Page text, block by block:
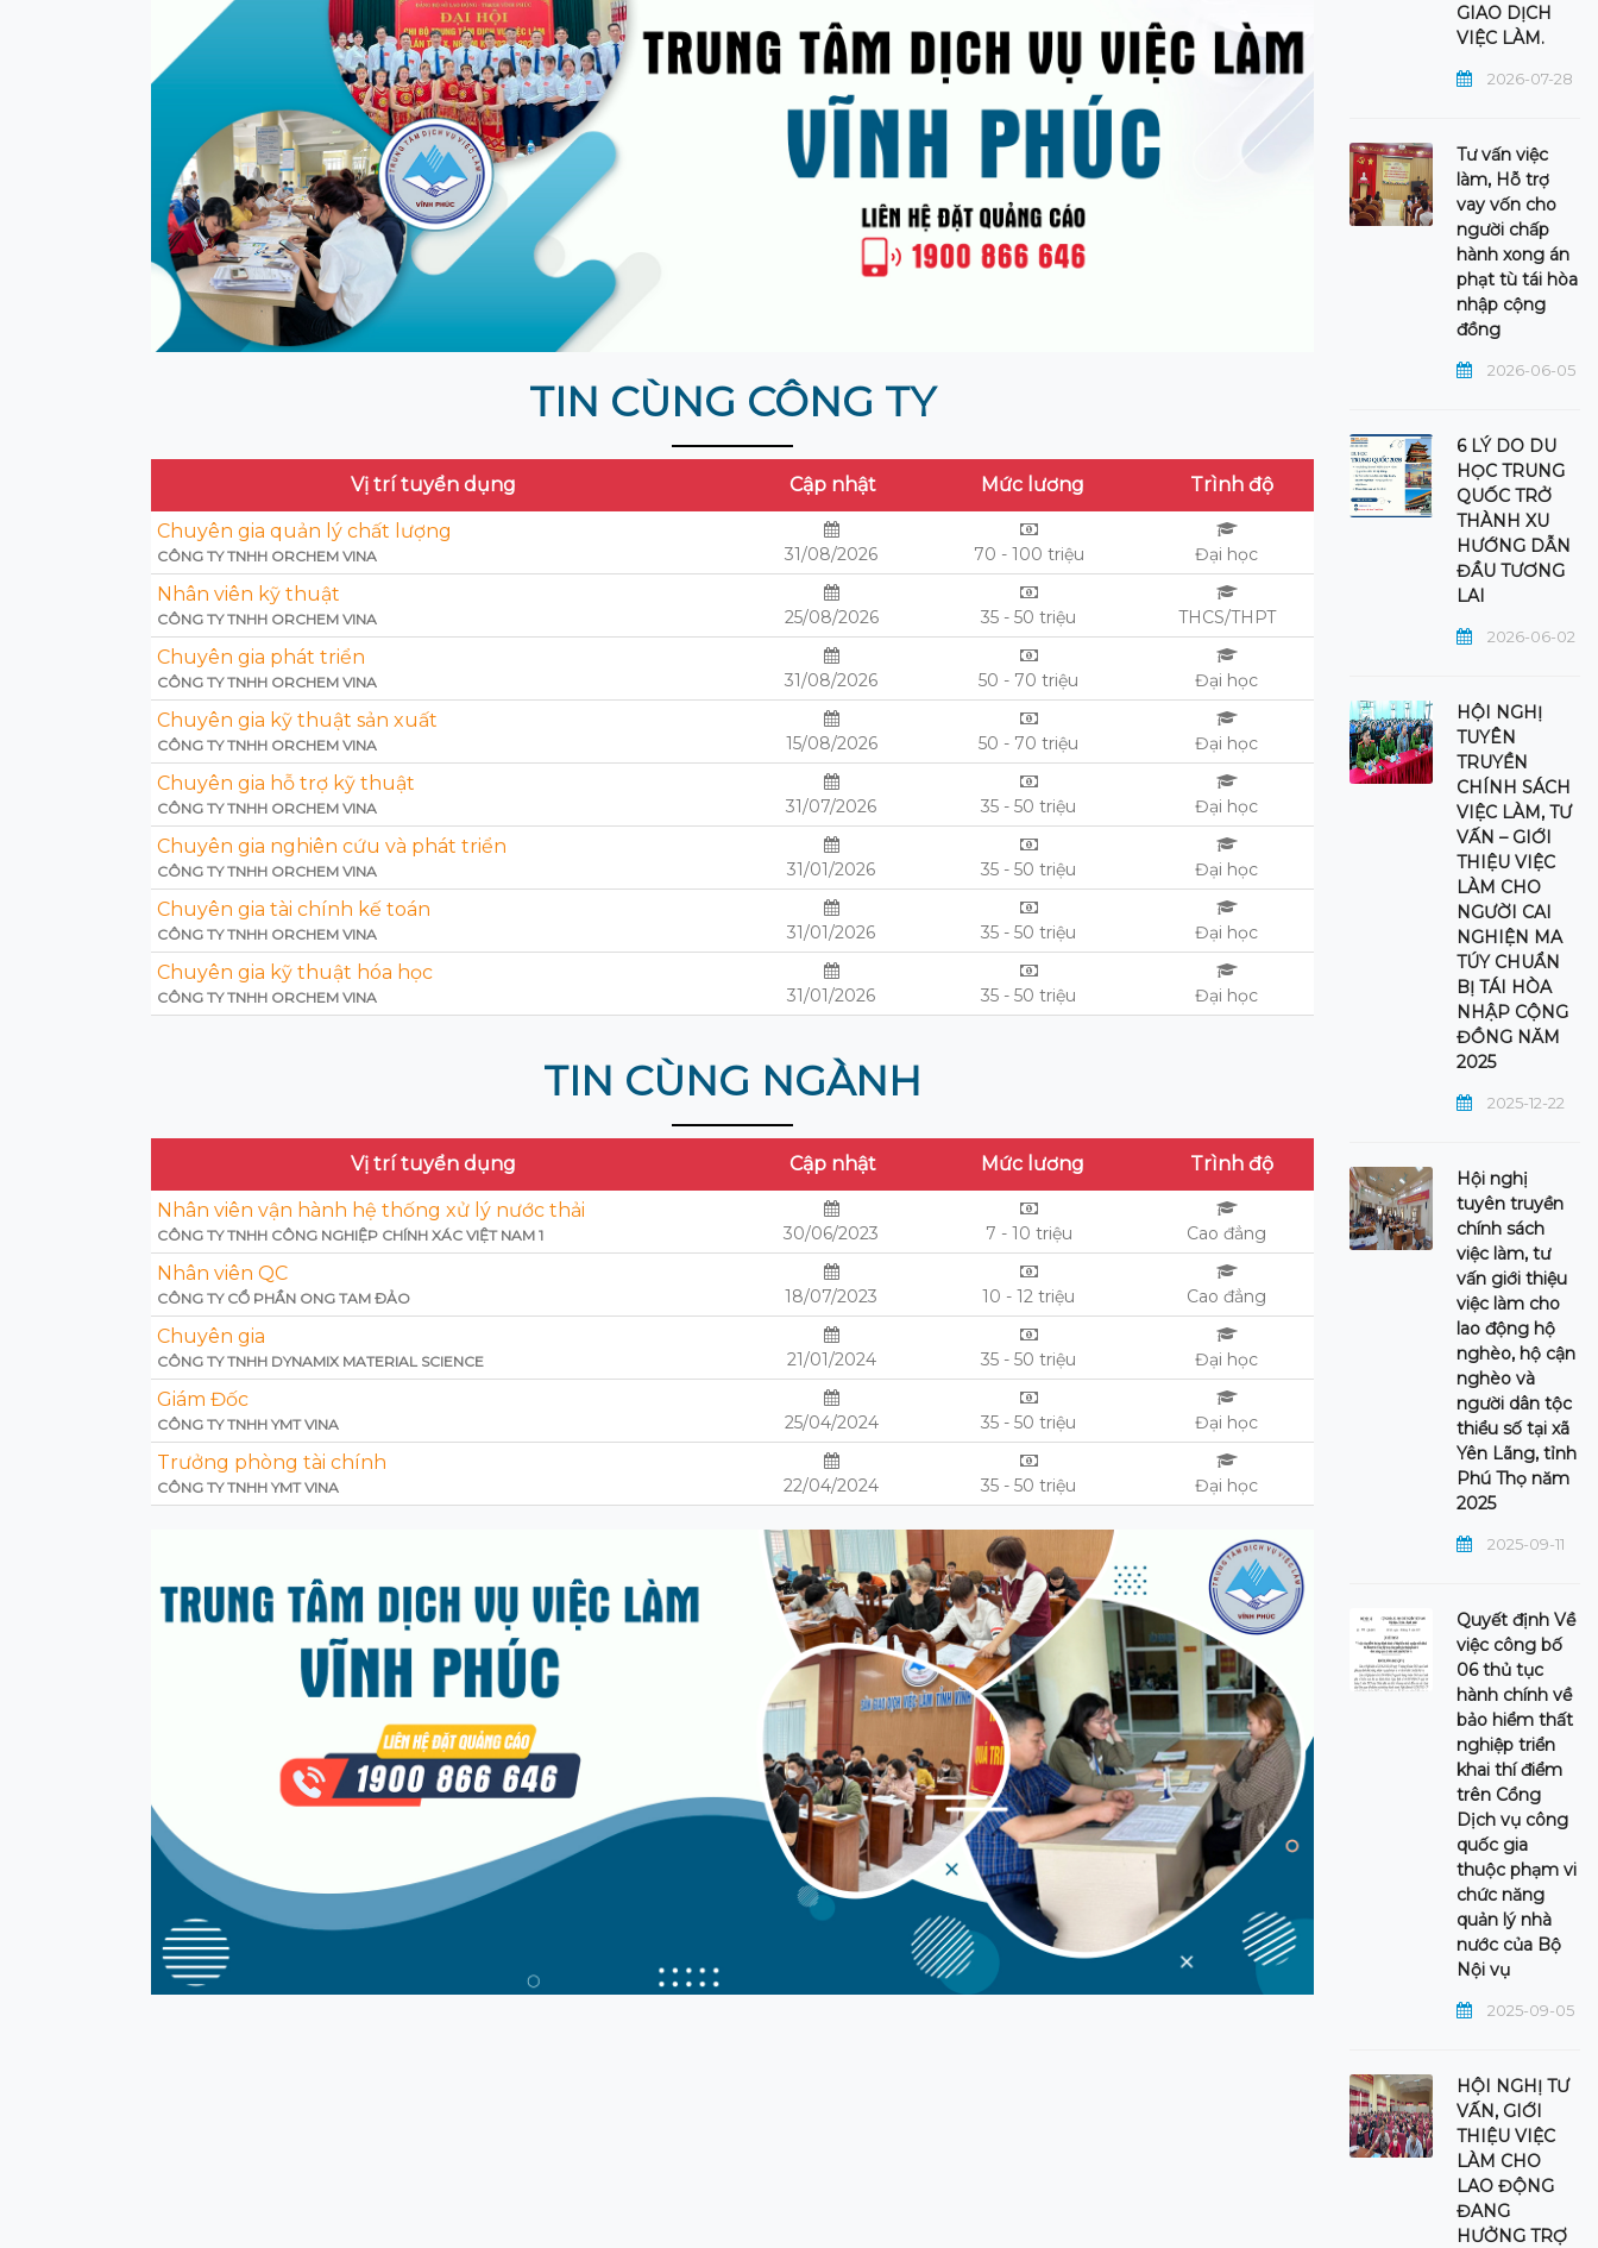
TIN CÙNG CÔNG TY
Vị trí tuyển dụng Cập nhật Mức lương Trình độ
Chuyên gia quản lý chất lượng
CÔNG TY TNHH ORCHEM VINA 31/08/2026 70 - 100 triệu Đại học
Nhân viên kỹ thuật
CÔNG TY TNHH ORCHEM VINA 25/08/2026 35 - 50 triệu THCS/THPT
Chuyên gia phát triển
CÔNG TY TNHH ORCHEM VINA 31/08/2026 50 - 70 triệu Đại học
Chuyên gia kỹ thuật sản xuất
CÔNG TY TNHH ORCHEM VINA 15/08/2026 50 - 70 triệu Đại học
Chuyên gia hỗ trợ kỹ thuật
CÔNG TY TNHH ORCHEM VINA 31/07/2026 35 - 50 triệu Đại học
Chuyên gia nghiên cứu và phát triển
CÔNG TY TNHH ORCHEM VINA 31/01/2026 35 - 50 triệu Đại học
Chuyên gia tài chính kế toán
CÔNG TY TNHH ORCHEM VINA 31/01/2026 35 - 50 triệu Đại học
Chuyên gia kỹ thuật hóa học
CÔNG TY TNHH ORCHEM VINA 31/01/2026 35 - 50 triệu Đại học
TIN CÙNG NGÀNH
Vị trí tuyển dụng Cập nhật Mức lương Trình độ
Nhân viên vận hành hệ thống xử lý nước thải
CÔNG TY TNHH CÔNG NGHIỆP CHÍNH XÁC VIỆT NAM 1 30/06/2023 7 - 10 triệu Cao đẳng
Nhân viên QC
CÔNG TY CỔ PHẦN ONG TAM ĐẢO 18/07/2023 10 - 12 triệu Cao đẳng
Chuyên gia
CÔNG TY TNHH DYNAMIX MATERIAL SCIENCE 21/01/2024 35 - 50 triệu Đại học
Giám Đốc
CÔNG TY TNHH YMT VINA 25/04/2024 35 - 50 triệu Đại học
Trưởng phòng tài chính
CÔNG TY TNHH YMT VINA 22/04/2024 35 - 50 triệu Đại học
GIAO DỊCH
VIỆC LÀM.
2026-07-28
Tư vấn việc
làm, Hỗ trợ
vay vốn cho
người chấp
hành xong án
phạt tù tái hòa
nhập cộng
đồng
2026-06-05
6 LÝ DO DU
HỌC TRUNG
QUỐC TRỞ
THÀNH XU
HƯỚNG DẪN
ĐẦU TƯƠNG
LAI
2026-06-02
HỘI NGHỊ
TUYÊN
TRUYỀN
CHÍNH SÁCH
VIỆC LÀM, TƯ
VẤN – GIỚI
THIỆU VIỆC
LÀM CHO
NGƯỜI CAI
NGHIỆN MA
TÚY CHUẨN
BỊ TÁI HÒA
NHẬP CỘNG
ĐỒNG NĂM
2025
2025-12-22
Hội nghị
tuyên truyền
chính sách
việc làm, tư
vấn giới thiệu
việc làm cho
lao động hộ
nghèo, hộ cận
nghèo và
người dân tộc
thiểu số tại xã
Yên Lãng, tỉnh
Phú Thọ năm
2025
2025-09-11
Quyết định Về
việc công bố
06 thủ tục
hành chính về
bảo hiểm thất
nghiệp triển
khai thí điểm
trên Cổng
Dịch vụ công
quốc gia
thuộc phạm vi
chức năng
quản lý nhà
nước của Bộ
Nội vụ
2025-09-05
HỘI NGHỊ TƯ
VẤN, GIỚI
THIỆU VIỆC
LÀM CHO
LAO ĐỘNG
ĐANG
HƯỞNG TRỢ